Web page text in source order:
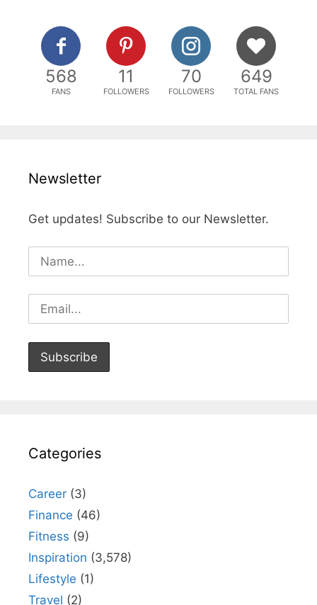
568
FANS
11
FOLLOWERS
70
FOLLOWERS
649
TOTAL FANS
Newsletter
Get updates! Subscribe to our Newsletter.
Categories
Career (3)
Finance (46)
Fitness (9)
Inspiration (3,578)
Lifestyle (1)
Travel (2)